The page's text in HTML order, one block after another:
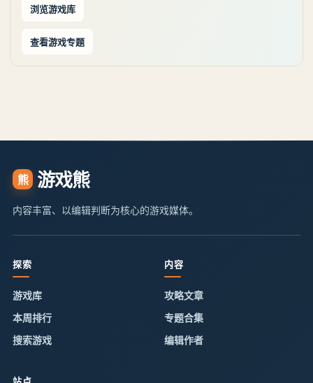
浏览游戏库
查看游戏专题
熊 游戏熊
内容丰富、以编辑判断为核心的游戏媒体。
探索
游戏库
本周排行
搜索游戏
内容
攻略文章
专题合集
编辑作者